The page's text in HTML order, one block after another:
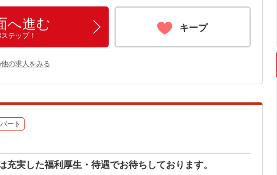
へ進む
テップ！
キープ
の求人をみる
パート
充実した福利厚生・待遇でお待ちしております。